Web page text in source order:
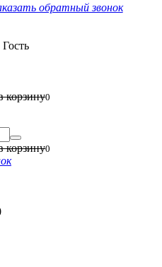
обратный звонок
корзину0
корзину0